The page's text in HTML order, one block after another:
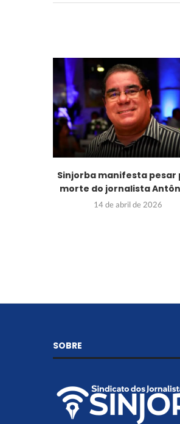
Sinjorba manifesta pesar
morte do jornalista
14 de abril de 2026
SOBRE